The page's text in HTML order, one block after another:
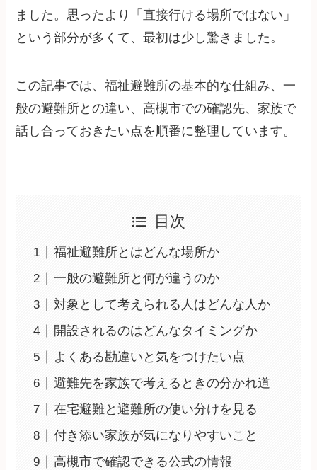
ました。思ったより「直接行ける場所ではない」
という部分が多くて、最初は少し驚きました。
この記事では、福祉避難所の基本的な仕組み、一
般の避難所との違い、高槻市での確認先、家族で
話し合っておきたい点を順番に整理しています。
目次
福祉避難所とはどんな場所か
一般の避難所と何が違うのか
対象として考えられる人はどんな人か
開設されるのはどんなタイミングか
よくある勘違いと気をつけたい点
避難先を家族で考えるときの分かれ道
在宅避難と避難所の使い分けを見る
付き添い家族が気になりやすいこと
高槻市で確認できる公式の情報